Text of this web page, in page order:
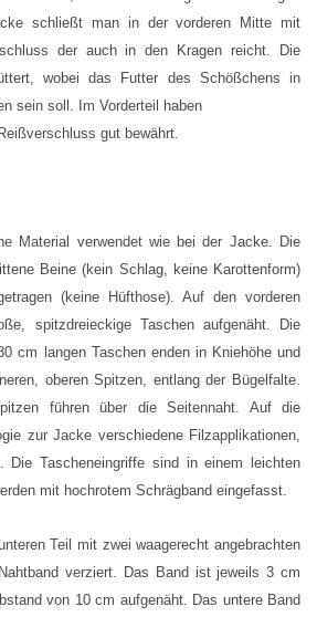
schließt man in der vorderen Mitte mit
der auch in den Kragen reicht. Die
wobei das Futter des Schößchens in
sein soll. Im Vorderteil haben
gut bewährt.
Material verwendet wie bei der Jacke. Die
Beine (kein Schlag, keine Karottenform)
(keine Hüfthose). Auf den vorderen
spitzdreieckige Taschen aufgenäht. Die
cm langen Taschen enden in Kniehöhe und
oberen Spitzen, entlang der Bügelfalte.
führen über die Seitennaht. Auf die
zur Jacke verschiedene Filzapplikationen,
Die Tascheneingriffe sind in einem leichten
mit hochrotem Schrägband eingefasst.
Teil mit zwei waagerecht angebrachten
verziert. Das Band ist jeweils 3 cm
von 10 cm aufgenäht. Das untere Band